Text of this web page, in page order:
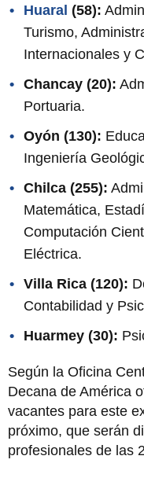
Huaral (58):
Turismo,
Internacionales y
Chancay (20):
Portuaria.
Oyón (130):
Ingeniería
Chilca (255):
Matemática,
Computación
Eléctrica.
Villa Rica (120):
Contabilidad y
Huarmey (30):
Según la Oficina
Decana de América
vacantes para este
próximo, que serán
profesionales de las